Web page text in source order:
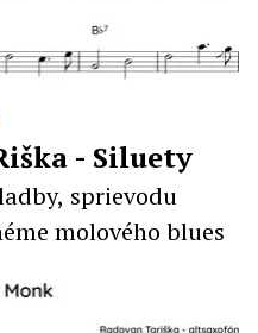
- Siluety
sprievodu
molového blues